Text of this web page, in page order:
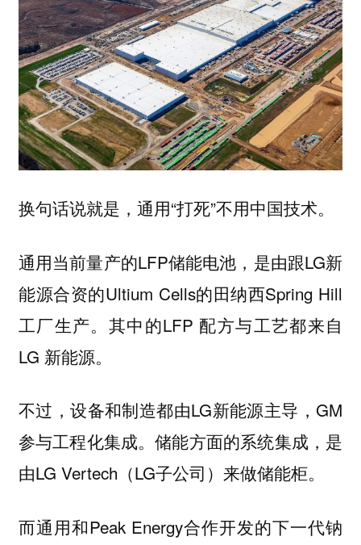
换句话说就是，通用“打死”不用中国技术。
通用当前量产的LFP储能电池，是由跟LG新
能源合资的Ultium Cells的田纳西Spring Hill
工厂生产。其中的LFP 配方与工艺都来自
LG 新能源。
不过，设备和制造都由LG新能源主导，GM
参与工程化集成。储能方面的系统集成，是
由LG Vertech（LG子公司）来做储能柜。
而通用和Peak Energy合作开发的下一代钠